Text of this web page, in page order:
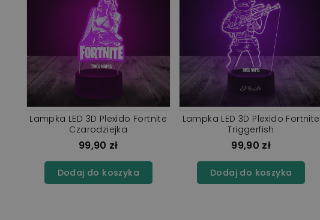
Lampka LED 3D Plexido Fortnite
Czarodziejka
99,90 zł
Dodaj do koszyka
Lampka LED 3D Plexido Fortnite
Triggerfish
99,90 zł
Dodaj do koszyka